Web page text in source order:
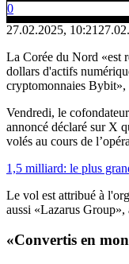
0
27.02.2025, 10:21
La Corée du Nord «est
dollars d'actifs
cryptomonnaies Bybit»,
Vendredi, le
annoncé déclaré sur X
volés au cours de
1,5 milliard: le plus
Le vol est attribué à
aussi «Lazarus
«Convertis en